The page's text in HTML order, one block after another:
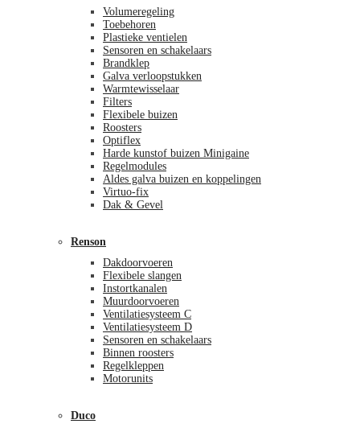
Volumeregeling
Toebehoren
Plastieke ventielen
Sensoren en schakelaars
Brandklep
Galva verloopstukken
Warmtewisselaar
Filters
Flexibele buizen
Roosters
Optiflex
Harde kunstof buizen Minigaine
Regelmodules
Aldes galva buizen en koppelingen
Virtuo-fix
Dak & Gevel
Renson
Dakdoorvoeren
Flexibele slangen
Instortkanalen
Muurdoorvoeren
Ventilatiesysteem C
Ventilatiesysteem D
Sensoren en schakelaars
Binnen roosters
Regelkleppen
Motorunits
Duco